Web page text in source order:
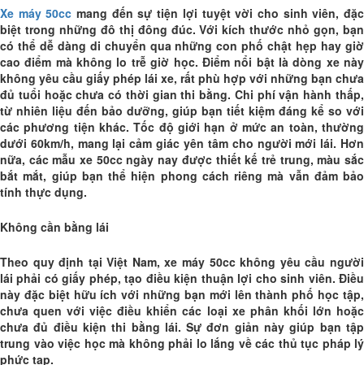
Xe máy 50cc mang đến sự tiện lợi tuyệt vời cho sinh viên, đặc
biệt trong những đô thị đông đúc. Với kích thước nhỏ gọn, bạn
có thể dễ dàng di chuyển qua những con phố chật hẹp hay giờ
cao điểm mà không lo trễ giờ học. Điểm nổi bật là dòng xe này
không yêu cầu giấy phép lái xe, rất phù hợp với những bạn chưa
đủ tuổi hoặc chưa có thời gian thi bằng. Chi phí vận hành thấp,
từ nhiên liệu đến bảo dưỡng, giúp bạn tiết kiệm đáng kể so với
các phương tiện khác. Tốc độ giới hạn ở mức an toàn, thường
dưới 60km/h, mang lại cảm giác yên tâm cho người mới lái. Hơn
nữa, các mẫu xe 50cc ngày nay được thiết kế trẻ trung, màu sắc
bắt mắt, giúp bạn thể hiện phong cách riêng mà vẫn đảm bảo
tính thực dụng.
Không cần bằng lái
Theo quy định tại Việt Nam, xe máy 50cc không yêu cầu người
lái phải có giấy phép, tạo điều kiện thuận lợi cho sinh viên. Điều
này đặc biệt hữu ích với những bạn mới lên thành phố học tập,
chưa quen với việc điều khiển các loại xe phân khối lớn hoặc
chưa đủ điều kiện thi bằng lái. Sự đơn giản này giúp bạn tập
trung vào việc học mà không phải lo lắng về các thủ tục pháp lý
phức tạp.